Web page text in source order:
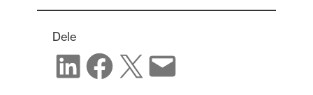
Dele
Del på LinkedIn
Del på Facebook
Del på X Del via e-post